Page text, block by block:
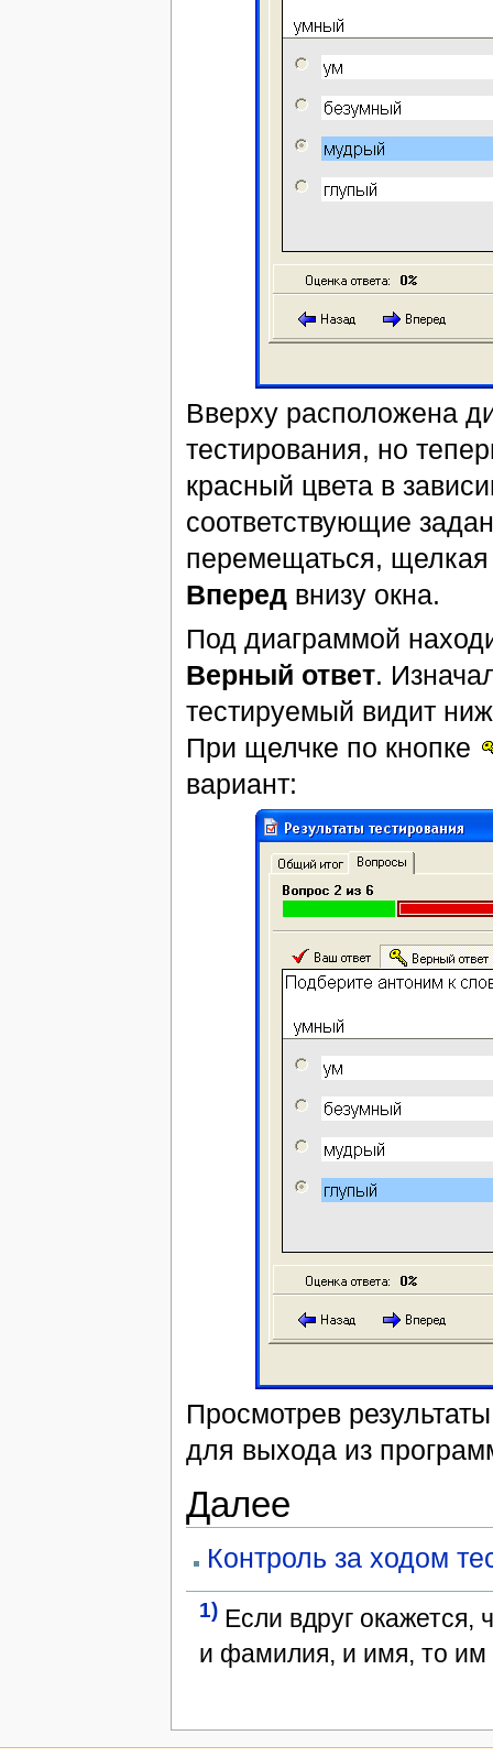
Вверху расположена
тестирования, но
красный цвета в
соответствующие
перемещаться,
Впередвнизу окна.
Под диаграммой
Верный ответ.
тестируемый видит
При щелчке по кнопке
вариант:
Просмотрев
для выхода из
Далее
Контроль за ходом
1) Если вдруг окажется,
и фамилия, и имя, то им